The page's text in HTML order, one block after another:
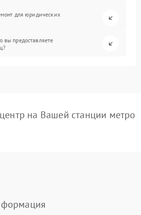
для юридических
предоставляете
на Вашей станции метро